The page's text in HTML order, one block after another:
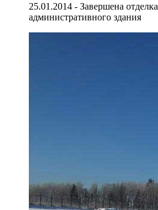
25.01.2014 - Завершена отделка
административного здания